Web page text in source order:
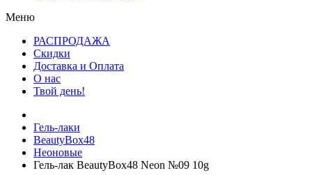
Меню
РАСПРОДАЖА
Скидки
Доставка и Оплата
О нас
Твой день!
Гель-лаки
BeautyBox48
Неоновые
Гель-лак BeautyBox48 Neon №09 10g